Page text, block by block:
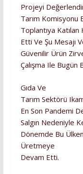
Projeyi
Tarım Komisyonu
Toplantıya
Etti Ve Şu Mesajı
Güvenilir Ürün
Çalışma Ile Bugün
Gıda Ve
Tarım Sektörü
En Son Pandemi
Salgın Nedeniyle
Dönemde Bu
Üretmeye
Devam Etti.